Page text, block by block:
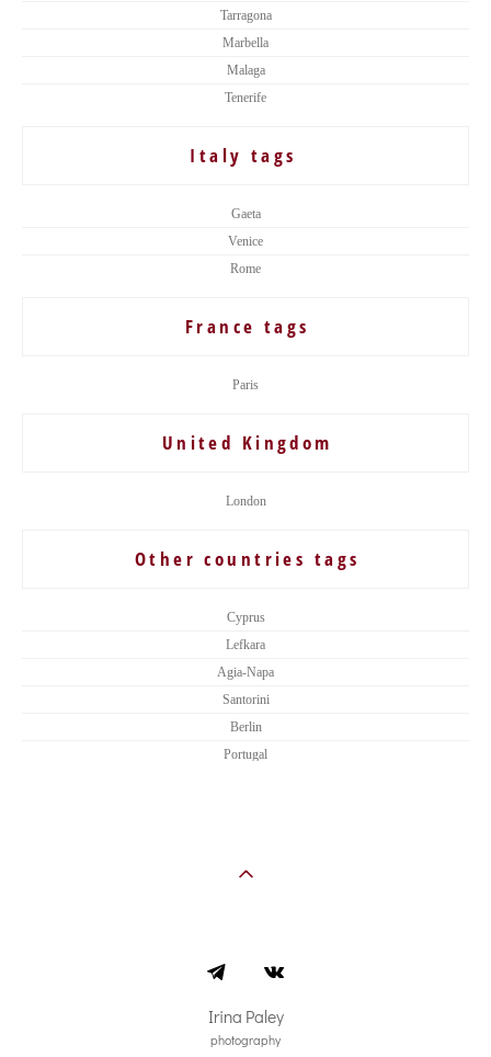
Tarragona
Marbella
Malaga
Tenerife
Italy tags
Gaeta
Venice
Rome
France tags
Paris
United Kingdom
London
Other countries tags
Cyprus
Lefkara
Agia-Napa
Santorini
Berlin
Portugal
Irina Paley
photography